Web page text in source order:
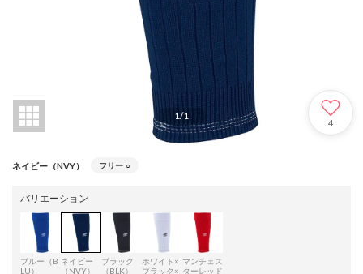
1/1
4
ネイビー（NVY） フリー ○
バリエーション
ブルー（B
LU）
ネイビー
（NVY）
ブラック
（BLK）
ホワイト×
ブラック×
マンチェス
ターレッド